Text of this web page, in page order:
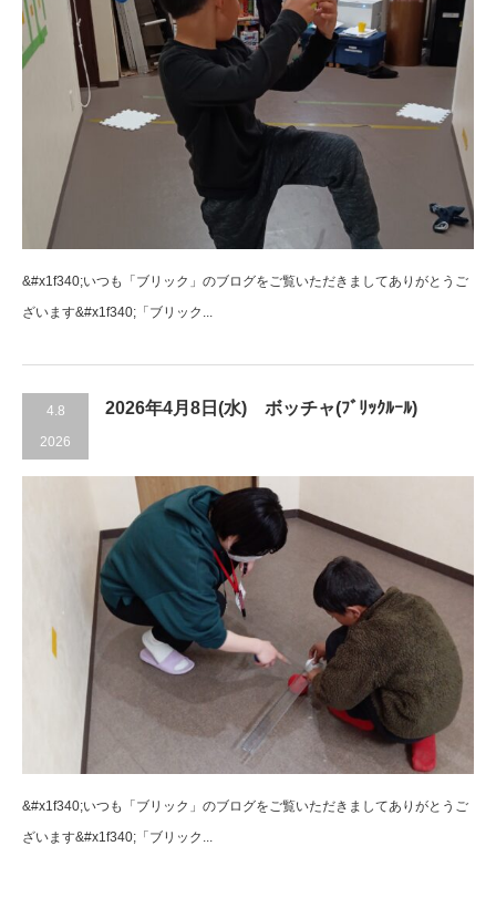
&#x1f340;いつも「ブリック」のブログをご覧いただきましてありがとうご
ざいます&#x1f340;「ブリック...
4.8
2026
2026年4月8日(水) ボッチャ(ﾌﾞﾘｯｸﾙｰﾙ)
&#x1f340;いつも「ブリック」のブログをご覧いただきましてありがとうご
ざいます&#x1f340;「ブリック...